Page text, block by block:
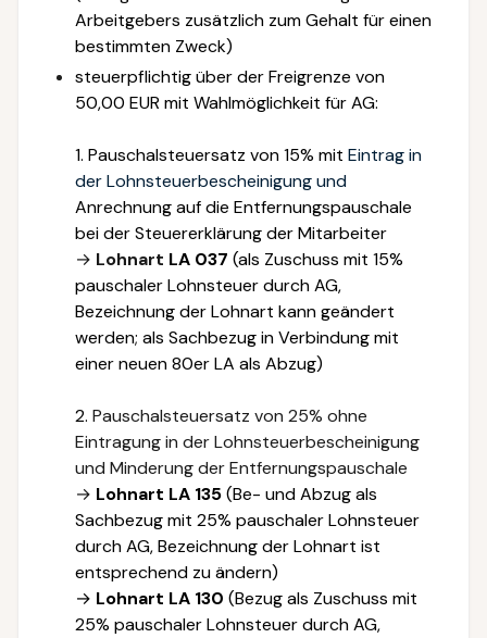
Arbeitgebers zusätzlich zum Gehalt für einen
bestimmten Zweck)
steuerpflichtig über der Freigrenze von
50,00 EUR mit Wahlmöglichkeit für AG:
1. Pauschalsteuersatz von 15% mit Eintrag in
der Lohnsteuerbescheinigung und
Anrechnung auf die Entfernungspauschale
bei der Steuererklärung der Mitarbeiter
→ Lohnart LA 037 (als Zuschuss mit 15%
pauschaler Lohnsteuer durch AG,
Bezeichnung der Lohnart kann geändert
werden; als Sachbezug in Verbindung mit
einer neuen 80er LA als Abzug)
2. Pauschalsteuersatz von 25% ohne
Eintragung in der Lohnsteuerbescheinigung
und Minderung der Entfernungspauschale
→ Lohnart LA 135(Be- und Abzug als
Sachbezug mit 25% pauschaler Lohnsteuer
durch AG, Bezeichnung der Lohnart ist
entsprechend zu ändern)
→ Lohnart LA 130 (Bezug als Zuschuss mit
25% pauschaler Lohnsteuer durch AG,